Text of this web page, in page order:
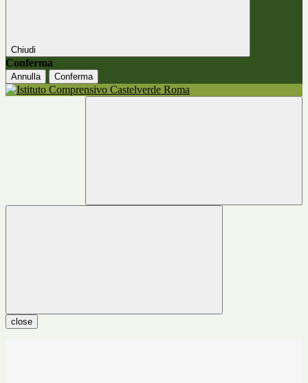
Chiudi
Conferma
Annulla Conferma
close